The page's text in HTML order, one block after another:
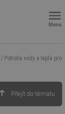
Menu
/ Potřeba vody a tepla pro